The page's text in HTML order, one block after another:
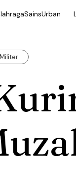
SainsUrban
Militer